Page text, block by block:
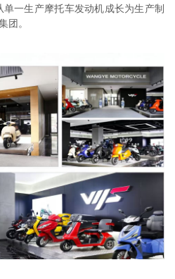
一生产摩托车发动机成长为生产制
团。